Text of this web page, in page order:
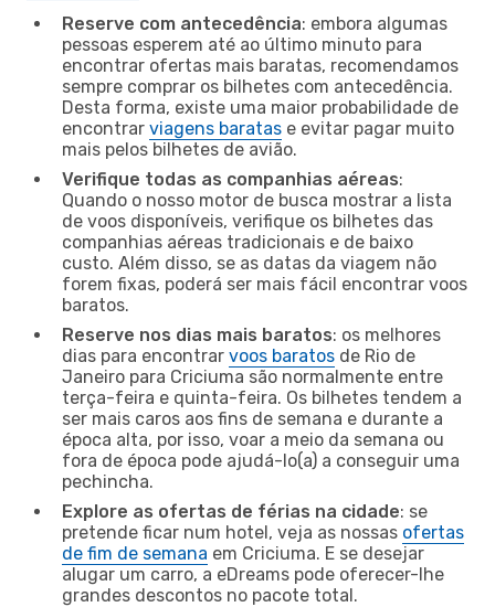
Reserve com antecedência: embora algumas
pessoas esperem até ao último minuto para
encontrar ofertas mais baratas, recomendamos
sempre comprar os bilhetes com antecedência.
Desta forma, existe uma maior probabilidade de
encontrar viagens baratas e evitar pagar muito
mais pelos bilhetes de avião.
Verifique todas as companhias aéreas:
Quando o nosso motor de busca mostrar a lista
de voos disponíveis, verifique os bilhetes das
companhias aéreas tradicionais e de baixo
custo. Além disso, se as datas da viagem não
forem fixas, poderá ser mais fácil encontrar voos
baratos.
Reserve nos dias mais baratos: os melhores
dias para encontrar voos baratos de Rio de
Janeiro para Criciuma são normalmente entre
terça-feira e quinta-feira. Os bilhetes tendem a
ser mais caros aos fins de semana e durante a
época alta, por isso, voar a meio da semana ou
fora de época pode ajudá-lo(a) a conseguir uma
pechincha.
Explore as ofertas de férias na cidade: se
pretende ficar num hotel, veja as nossas ofertas
de fim de semana em Criciuma. E se desejar
alugar um carro, a eDreams pode oferecer-lhe
grandes descontos no pacote total.